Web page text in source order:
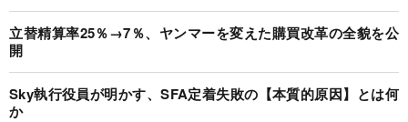
立替精算率25％→7％、ヤンマーを変えた購買改革の全貌を公
開
Sky執行役員が明かす、SFA定着失敗の【本質的原因】とは何
か